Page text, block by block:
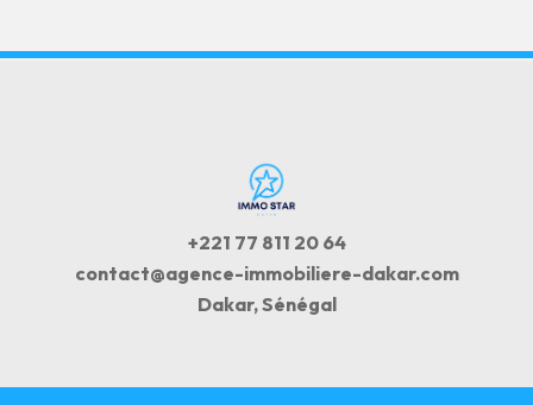
+221 77 811 20 64
contact@agence-immobiliere-dakar.com
Dakar, Sénégal